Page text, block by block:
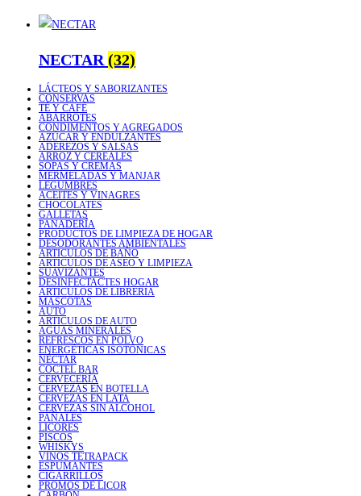
NECTAR (32)
LÁCTEOS Y SABORIZANTES
CONSERVAS
TÉ Y CAFÉ
ABARROTES
CONDIMENTOS Y AGREGADOS
AZÚCAR Y ENDULZANTES
ADEREZOS Y SALSAS
ARROZ Y CEREALES
SOPAS Y CREMAS
MERMELADAS Y MANJAR
LEGUMBRES
ACEITES Y VINAGRES
CHOCOLATES
GALLETAS
PANADERÍA
PRODUCTOS DE LIMPIEZA DE HOGAR
DESODORANTES AMBIENTALES
ARTICULOS DE BAÑO
ARTICULOS DE ASEO Y LIMPIEZA
SUAVIZANTES
DESINFECTACTES HOGAR
ARTICULOS DE LIBRERIA
MASCOTAS
AUTO
ARTICULOS DE AUTO
AGUAS MINERALES
REFRESCOS EN POLVO
ENERGÉTICAS ISOTÓNICAS
NÉCTAR
COCTEL BAR
CERVECERÍA
CERVEZAS EN BOTELLA
CERVEZAS EN LATA
CERVEZAS SIN ALCOHOL
PAÑALES
LICORES
PISCOS
WHISKYS
VINOS TETRAPACK
ESPUMANTES
CIGARRILLOS
PROMOS DE LICOR